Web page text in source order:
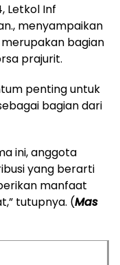
Letkol Inf
menyampaikan
bagian
prajurit.
penting untuk
bagian dari
ini, anggota
yang berarti
manfaat
tutupnya. (Mas